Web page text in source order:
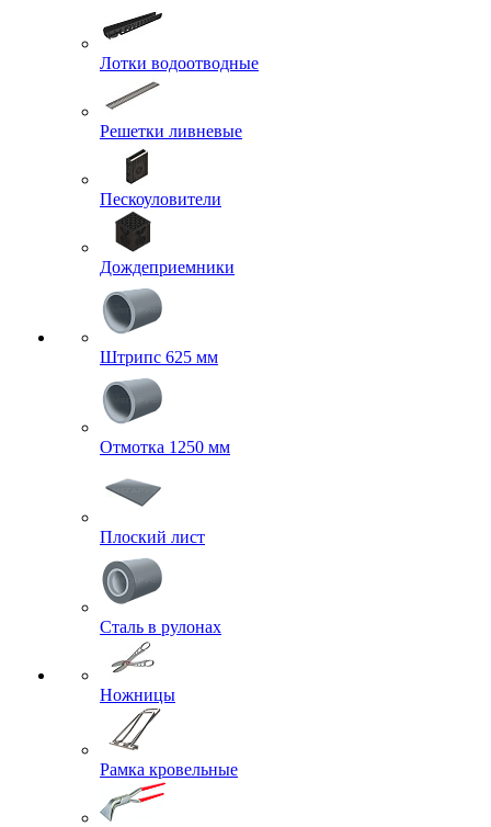
Лотки водоотводные
Решетки ливневые
Пескоуловители
Дождеприемники
Штрипс 625 мм
Отмотка 1250 мм
Плоский лист
Сталь в рулонах
Ножницы
Рамка кровельные